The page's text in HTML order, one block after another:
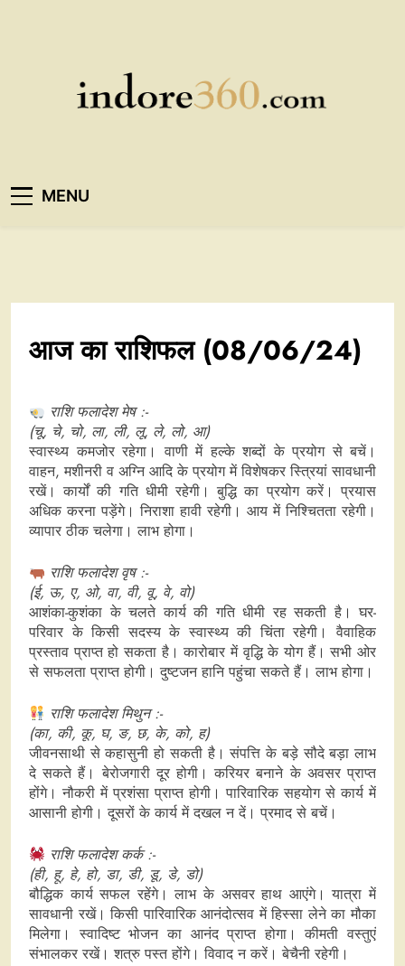
Indore360
MENU
आज का राशिफल (08/06/24)
राशि फलादेश मेष :-
(चू, चे, चो, ला, ली, लू, ले, लो, आ)
स्वास्थ्य कमजोर रहेगा। वाणी में हल्के शब्दों के प्रयोग से बचें।
वाहन, मशीनरी व अग्नि आदि के प्रयोग में विशेषकर स्त्रियां सावधानी
रखें। कार्यों की गति धीमी रहेगी। बु‍द्धि का प्रयोग करें। प्रयास
अधिक करना पड़ेंगे। निराशा हावी रहेगी। आय में निश्चितता रहेगी।
व्यापार ठीक चलेगा। लाभ होगा।
राशि फलादेश वृष :-
(ई, ऊ, ए, ओ, वा, वी, वू, वे, वो)
आशंका-कुशंका के चलते कार्य की गति धीमी रह सकती है। घर-
परिवार के किसी सदस्य के स्वास्थ्‍य की चिंता रहेगी। वैवाहिक
प्रस्ताव प्राप्त हो सकता है। कारोबार में वृद्धि के योग हैं। सभी ओर
से सफलता प्राप्त होगी। दुष्टजन हानि पहुंचा सकते हैं। लाभ होगा।
राशि फलादेश मिथुन :-
(का, की, कू, घ, ङ, छ, के, को, ह)
जीवनसाथी से कहासुनी हो सकती है। संपत्ति के बड़े सौदे बड़ा लाभ
दे सकते हैं। बेरोजगारी दूर होगी। करियर बनाने के अवसर प्राप्त
होंगे। नौकरी में प्रशंसा प्राप्त होगी। पारिवारिक सहयोग से कार्य में
आसानी होगी। दूसरों के कार्य में दखल न दें। प्रमाद से बचें।
राशि फलादेश कर्क :-
(ही, हू, हे, हो, डा, डी, डू, डे, डो)
बौद्धिक कार्य सफल रहेंगे। लाभ के असवर हाथ आएंगे। यात्रा में
सावधानी रखें। किसी पारिवारिक आनंदोत्सव में हिस्सा लेने का मौका
मिलेगा। स्वादिष्ट भोजन का आनंद प्राप्त होगा। कीमती वस्तुएं
संभालकर रखें। शत्रु पस्त होंगे। विवाद न करें। बेचैनी रहेगी।